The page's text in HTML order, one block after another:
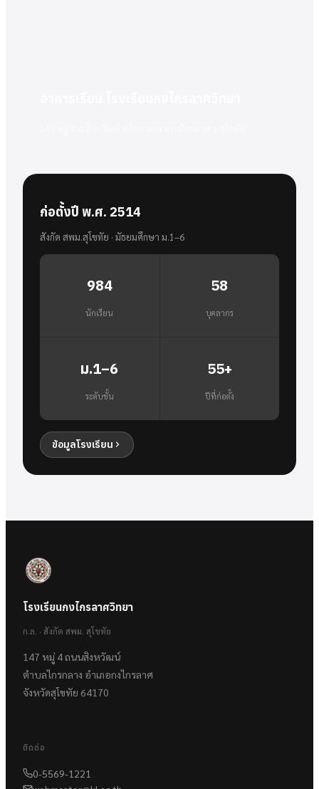
ก่อตั้งปี พ.ศ. 2514
สังกัด สพม.สุโขทัย · มัธยมศึกษา ม.1–6
984
นักเรียน
58
บุคลากร
ม.1–6
ระดับชั้น
55+
ปีที่ก่อตั้ง
ข้อมูลโรงเรียน
โรงเรียนกงไกรลาศวิทยา
ก.ล. · สังกัด สพม. สุโขทัย
147 หมู่ 4 ถนนสิงหวัฒน์
ตำบลไกรกลาง อำเภอกงไกรลาศ
จังหวัดสุโขทัย 64170
ติดต่อ
0-5569-1221